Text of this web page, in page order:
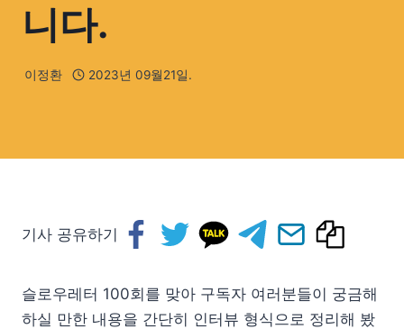
니다.
이정환 2023년 09월21일.
기사 공유하기
슬로우레터 100회를 맞아 구독자 여러분들이 궁금해
하실 만한 내용을 간단히 인터뷰 형식으로 정리해 봤